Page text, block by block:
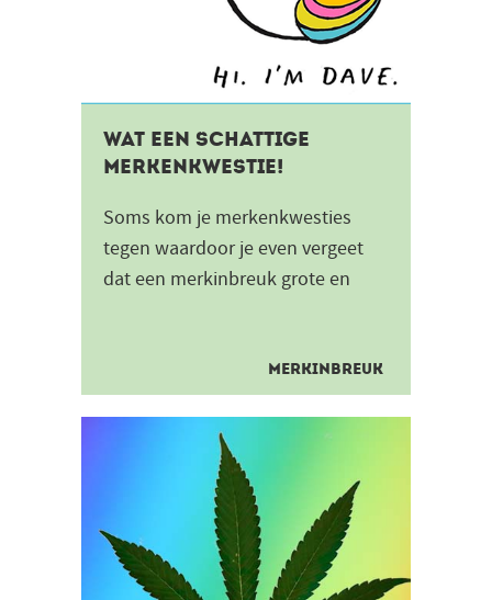
Wat een schattige
merkenkwestie!
Soms kom je merkenkwesties
tegen waardoor je even vergeet
dat een merkinbreuk grote en
MERKINBREUK